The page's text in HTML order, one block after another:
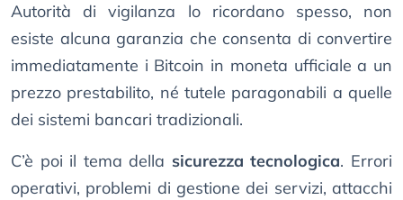
Autorità di vigilanza lo ricordano spesso, non
esiste alcuna garanzia che consenta di convertire
immediatamente i Bitcoin in moneta ufficiale a un
prezzo prestabilito, né tutele paragonabili a quelle
dei sistemi bancari tradizionali.
C’è poi il tema della sicurezza tecnologica. Errori
operativi, problemi di gestione dei servizi, attacchi